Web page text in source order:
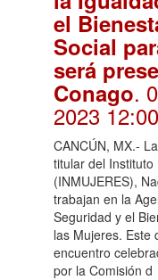
el
Social
será
Conago.
2023 12:00
CANCÚN, MX.-
titular del
(INMUJERES),
trabajan en la
Seguridad y el
las Mujeres. Este
encuentro
por la Comisión d